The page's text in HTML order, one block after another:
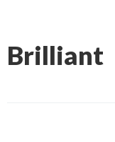
Brilliant